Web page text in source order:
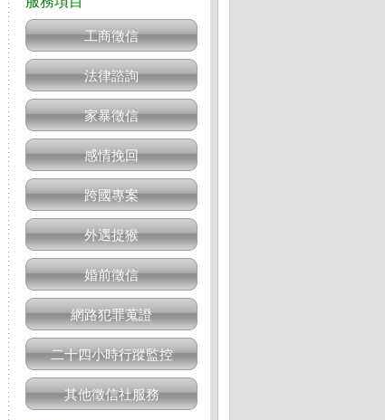
工商徵信
法律諮詢
家暴徵信
感情挽回
跨國專案
外遇捉猴
婚前徵信
網路犯罪蒐證
二十四小時行蹤監控
其他徵信社服務